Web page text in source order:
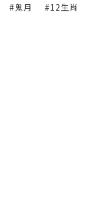
#鬼月 #12生肖